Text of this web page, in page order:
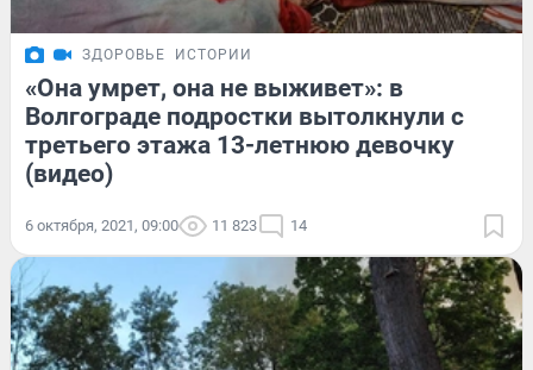
ЗДОРОВЬЕ ИСТОРИИ
«Она умрет, она не выживет»: в
Волгограде подростки вытолкнули с
третьего этажа 13-летнюю девочку
(видео)
6 октября, 2021, 09:00 11 823 14